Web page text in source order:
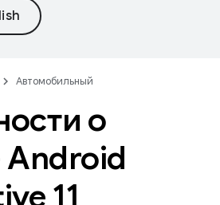
Автомобильный
о
Android
11